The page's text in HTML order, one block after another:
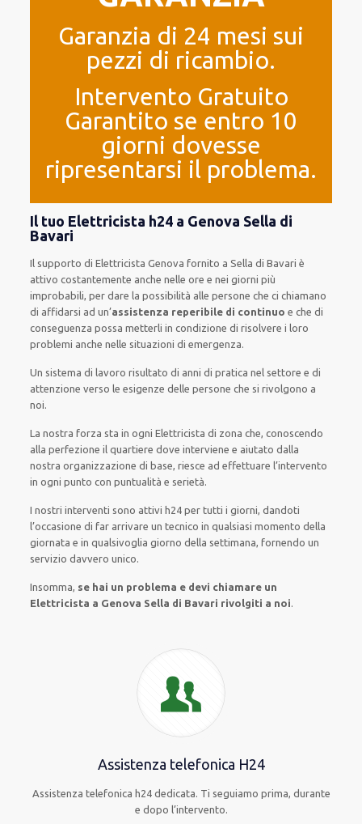
Garanzia di 24 mesi sui
pezzi di ricambio.
Intervento Gratuito
Garantito se entro 10
giorni dovesse
ripresentarsi il problema.
Il tuo Elettricista h24 a Genova Sella di
Bavari
Il supporto di Elettricista Genovafornito a Sella di Bavari è
attivo costantemente anchenelle ore e nei giorni più
improbabili, perdare la possibilità alle persone che ci chiamano
di affidarsi ad un’assistenza reperibile di continuo e chedi
conseguenza possa metterli in condizione di risolvere i loro
problemi anchenelle situazioni di emergenza.
Un sistema di lavoro risultato di anni di pratica nel settore e di
attenzione verso le esigenzedelle persone che si rivolgono a
noi.
La nostra forza sta in ogni Elettricista di zona che, conoscendo
alla perfezione il quartiere dove interviene e aiutato dalla
nostra organizzazione di base, riesce ad effettuare l’intervento
in ogni punto con puntualità e serietà.
I nostri interventi sono attivi h24pertutti i giorni, dandoti
l’occasione di far arrivare untecnico inqualsiasi momento della
giornata e inqualsivoglia giorno della settimana, fornendo un
serviziodavvero unico.
Insomma, se hai un problema e devi chiamare un
Elettricista a Genova Sella di Bavari rivolgiti a noi.
Assistenza telefonica H24
Assistenza telefonica h24 dedicata. Ti seguiamo prima, durante
e dopo l’intervento.